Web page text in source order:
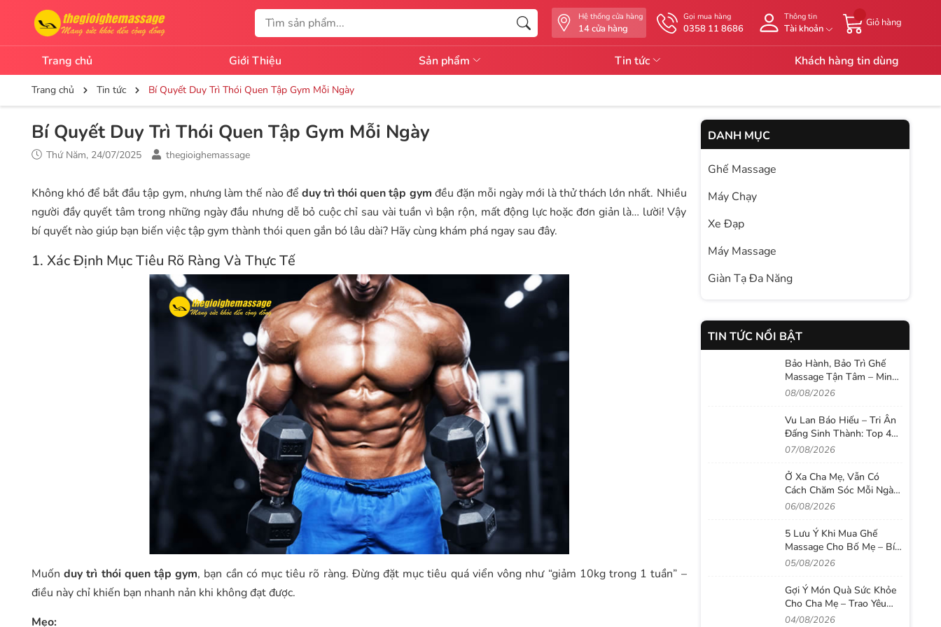
Hệ thống cửa hàng
14 cửa hàng
Gọi mua hàng
0358 11 8686
Thông tin
Tài khoản
Giỏ hàng
Trang chủ Giới Thiệu Sản phẩm Tin tức Khách hàng tin dùng
Trang chủ Tin tức Bí Quyết Duy Trì Thói Quen Tập Gym Mỗi Ngày
Bí Quyết Duy Trì Thói Quen Tập Gym Mỗi Ngày
Thứ Năm, 24/07/2025 thegioighemassage
Không khó để bắt đầu tập gym, nhưng làm thế nào đểduy trì thói quen tập gym đều đặn mỗi ngày mới là thử thách lớn nhất. Nhiều
người đầy quyết tâm trong những ngày đầu nhưng dễ bỏ cuộc chỉ sau vài tuần vì bận rộn, mất động lực hoặc đơn giản là… lười! Vậy
bí quyết nào giúp bạn biến việc tập gym thành thói quen gắn bó lâu dài? Hãy cùng khám phá ngay sau đây.
1. Xác Định Mục Tiêu Rõ Ràng Và Thực Tế
Muốnduy trì thói quen tập gym, bạn cần có mục tiêu rõ ràng. Đừng đặt mục tiêu quá viển vông như “giảm 10kg trong 1 tuần” –
điều này chỉ khiến bạn nhanh nản khi không đạt được.
Mẹo:
DANH MỤC
Ghế Massage
Máy Chạy
Xe Đạp
Máy Massage
Giàn Tạ Đa Năng
TIN TỨC NỔI BẬT
Bảo Hành, Bảo Trì Ghế
Massage Tận Tâm – Minh
Bạch Tại
08/08/2026
Vu Lan Báo Hiếu – Tri Ân
Đấng Sinh Thành: Top 4
Ghế Massage IKIGAI Đáng
07/08/2026
Ở Xa Cha Mẹ, Vẫn Có
Cách Chăm Sóc Mỗi Ngày
Với Ghế Massage
06/08/2026
5 Lưu Ý Khi Mua Ghế
Massage Cho Bố Mẹ – Bí
Quyết Chọn Đúng Để
Dài
05/08/2026
Gợi Ý Món Quà Sức Khỏe
Cho Cha Mẹ – Trao Yêu
Thương Bằng Sự Quan
04/08/2026